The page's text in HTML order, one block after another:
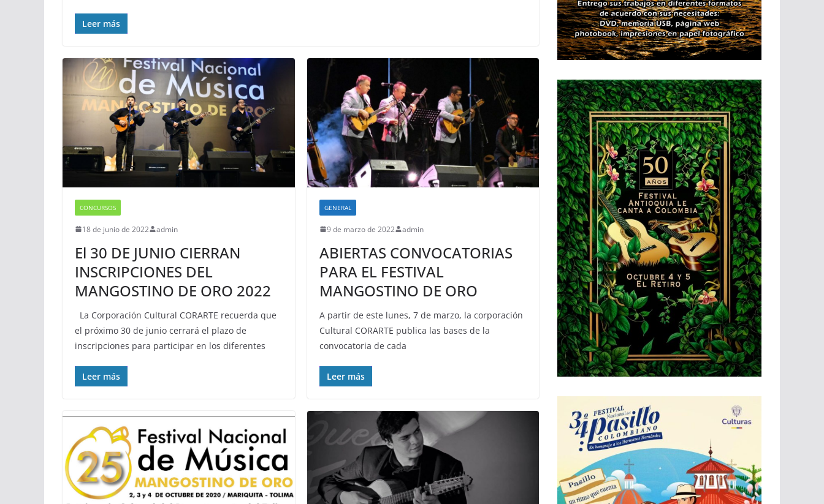
Leer más
CONCURSOS
18 de junio de 2022 admin
El 30 DE JUNIO CIERRAN
INSCRIPCIONES DEL
MANGOSTINO DE ORO 2022
La Corporación Cultural CORARTE recuerda que
el próximo 30 de junio cerrará el plazo de
inscripciones para participar en los diferentes
Leer más
GENERAL
9 de marzo de 2022 admin
ABIERTAS CONVOCATORIAS
PARA EL FESTIVAL
MANGOSTINO DE ORO
A partir de este lunes, 7 de marzo, la corporación
Cultural CORARTE publica las bases de la
convocatoria de cada
Leer más